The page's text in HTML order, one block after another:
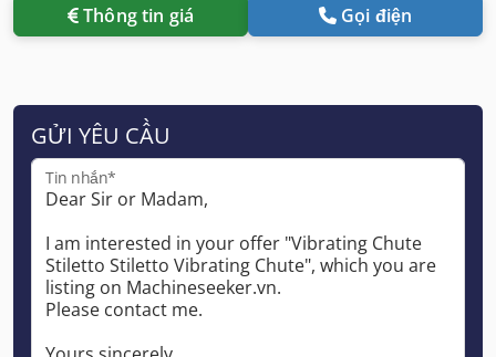
Thông tin giá Gọi điện
GỬI YÊU CẦU
Tin nhắn*